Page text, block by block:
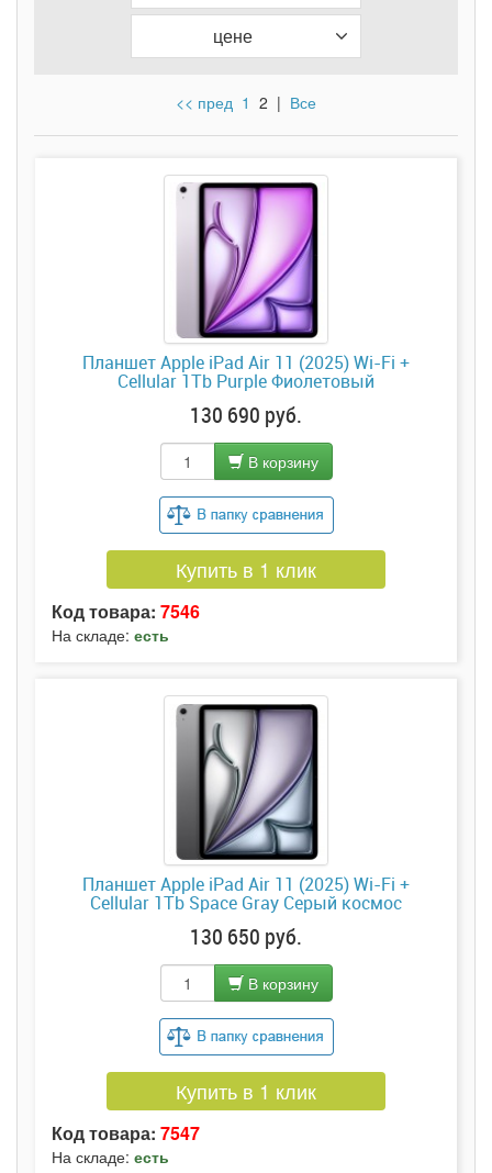
цене
<< пред 1 2 | Все
Планшет Apple iPad Air 11 (2025) Wi-Fi +
Cellular 1Tb Purple Фиолетовый
130 690 руб.
В корзину
Купить в 1 клик
Код товара: 7546
На складе: есть
Планшет Apple iPad Air 11 (2025) Wi-Fi +
Cellular 1Tb Space Gray Серый космос
130 650 руб.
В корзину
Купить в 1 клик
Код товара: 7547
На складе: есть